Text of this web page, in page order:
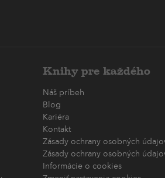
Knihy pre každého
Náš príbeh
Blog
Kariéra
Kontakt
Zásady ochrany osobných
Zásady ochrany osobných
Informácie o cookies